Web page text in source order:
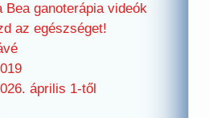
Bea ganoterápia videók
az egészséget!
április 1-től